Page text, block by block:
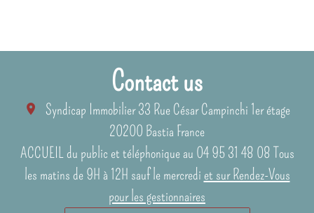
Contact us
Syndicap Immobilier33 Rue César Campinchi 1er étage
20200 Bastia France
ACCUEIL du public et téléphonique au 04 95 31 48 08 Tous
les matins de 9H à 12H sauf le mercredi et sur Rendez-Vous
pour les gestionnaires